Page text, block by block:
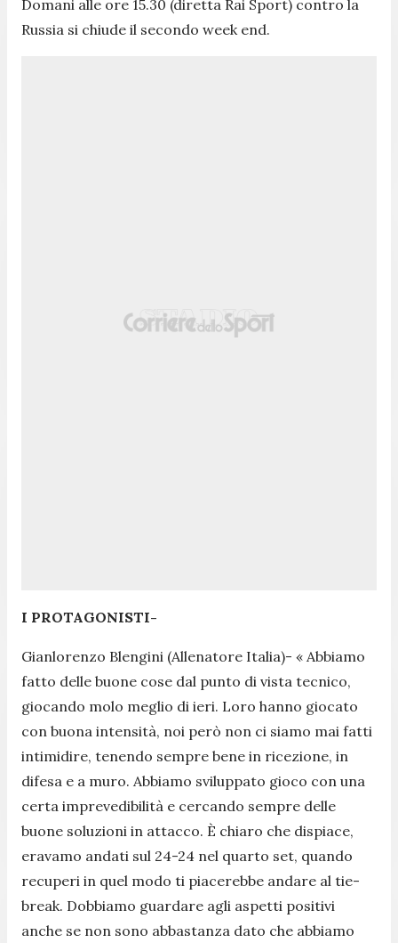
Domani alle ore 15.30 (diretta Rai Sport) contro la
Russia si chiude il secondo week end.
I PROTAGONISTI-
Gianlorenzo Blengini (Allenatore Italia)- « Abbiamo
fatto delle buone cose dal punto di vista tecnico,
giocando molo meglio di ieri. Loro hanno giocato
con buona intensità, noi però non ci siamo mai fatti
intimidire, tenendo sempre bene in ricezione, in
difesa e a muro. Abbiamo sviluppato gioco con una
certa imprevedibilità e cercando sempre delle
buone soluzioni in attacco. È chiaro che dispiace,
eravamo andati sul 24-24 nel quarto set, quando
recuperi in quel modo ti piacerebbe andare al tie-
break. Dobbiamo guardare agli aspetti positivi
anche se non sono abbastanza dato che abbiamo